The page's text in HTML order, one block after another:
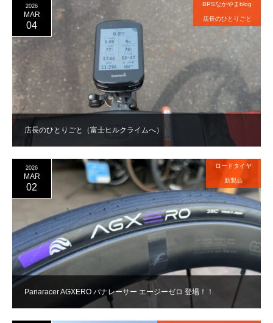
店長のひとりごと（富士ヒルクライムへ）
2026
MAR
04
BPSなかやまblog
店長のひとりごと
Panaracer AGXERO パナレーサー エージーゼロ 登場！！
2026
MAR
02
ロードタイヤ
新製品